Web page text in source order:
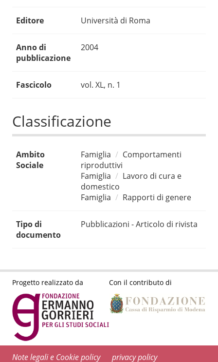
Editore Università di Roma
Anno di
pubblicazione
2004
Fascicolo vol. XL, n. 1
Classificazione
Ambito
Sociale
Famiglia
Comportamenti
riproduttivi
Famiglia
Lavoro di cura e
domestico
Famiglia
Rapporti di genere
Tipo di
documento
Pubblicazioni - Articolo di rivista
Progetto realizzato da Con il contributo di
Note legali e Cookie policy privacy policy